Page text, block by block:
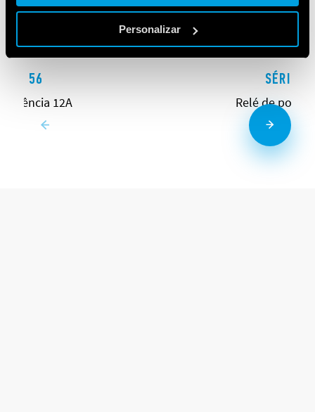
Personalizar
56
potência 12A
SÉRIE
Relé de